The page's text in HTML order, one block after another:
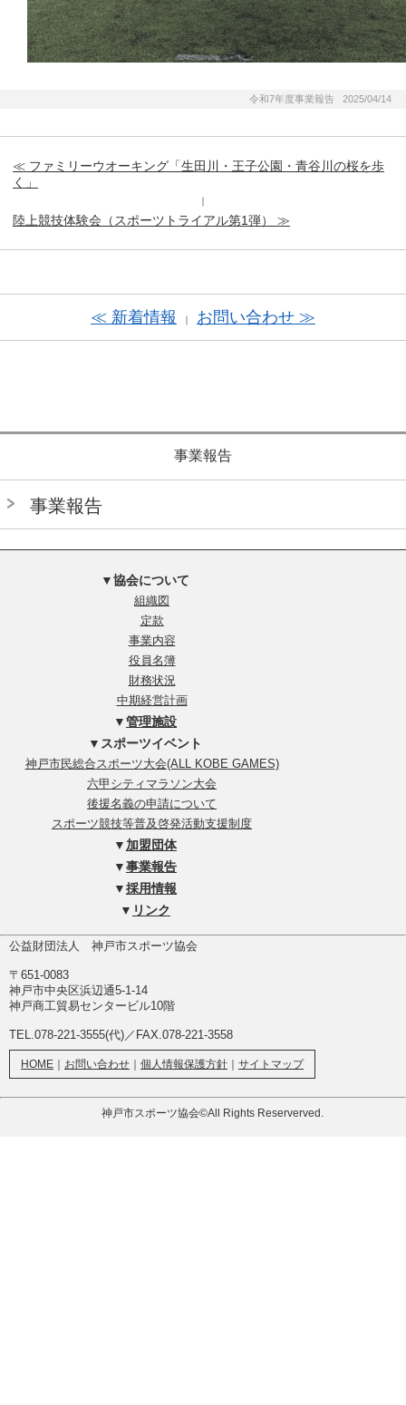
令和7年度事業報告 2025/04/14
≪ ファミリーウオーキング「生田川・王子公園・青谷川の桜を歩
く」
｜
陸上競技体験会（スポーツトライアル第1弾） ≫
≪ 新着情報 ｜ お問い合わせ ≫
事業報告
事業報告
▼協会について
組織図
定款
事業内容
役員名簿
財務状況
中期経営計画
▼管理施設
▼スポーツイベント
神戸市民総合スポーツ大会(ALL KOBE GAMES)
六甲シティマラソン大会
後援名義の申請について
スポーツ競技等普及啓発活動支援制度
▼ 加盟団体
▼事業報告
▼採用情報
▼ リンク
公益財団法人 神戸市スポーツ協会
〒651-0083
神戸市中央区浜辺通5-1-14
神戸商工貿易センタービル10階
TEL.078-221-3555(代)／FAX.078-221-3558
HOME お問い合わせ 個人情報保護方針 サイトマップ
神戸市スポーツ協会©All Rights Reserverved.